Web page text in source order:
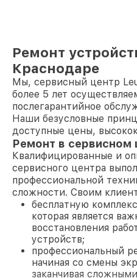
Ремонт
Краснодаре
Мы, сервисный центр
более 5 лет
послегарантийное
Наши безусловные
доступные цены,
Ремонт в сервисном
Квалифицированные и
сервисного центра
профессиональной
сложности. Своим
бесплатную
которая является
восстановления
устройств;
профессиональный
начиная со смены
заканчивая